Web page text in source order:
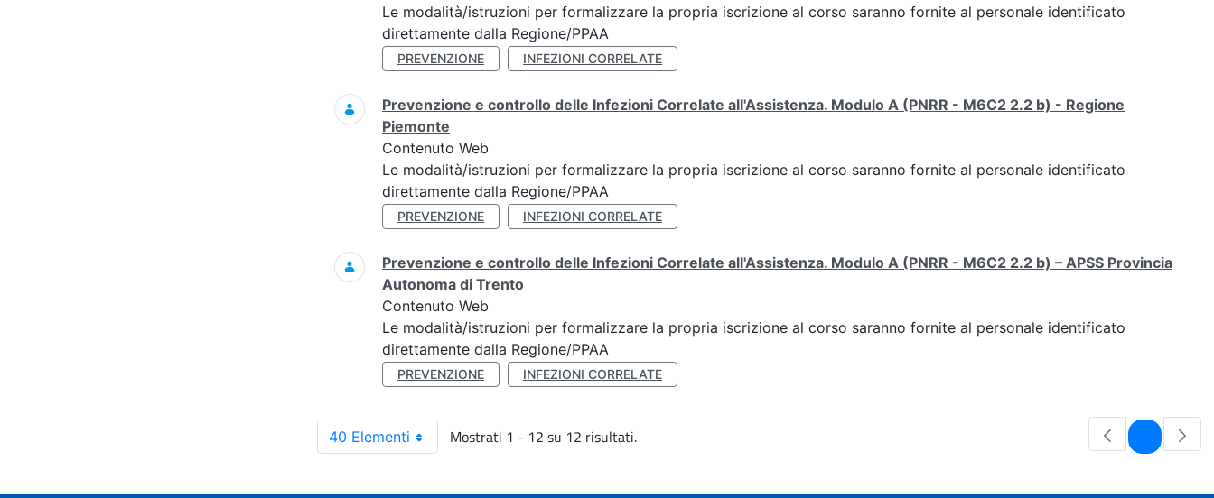
Le modalità/istruzioni per formalizzare la propria iscrizione al corso saranno fornite al personale identificato
direttamente dalla Regione/PPAA
PREVENZIONE INFEZIONI CORRELATE
Prevenzione e controllo delle Infezioni Correlate all'Assistenza. Modulo A (PNRR - M6C2 2.2 b) - Regione
Piemonte
Contenuto Web
Le modalità/istruzioni per formalizzare la propria iscrizione al corso saranno fornite al personale identificato
direttamente dalla Regione/PPAA
PREVENZIONE INFEZIONI CORRELATE
Prevenzione e controllo delle Infezioni Correlate all'Assistenza. Modulo A (PNRR - M6C2 2.2 b) – APSS Provincia
Autonoma di Trento
Contenuto Web
Le modalità/istruzioni per formalizzare la propria iscrizione al corso saranno fornite al personale identificato
direttamente dalla Regione/PPAA
PREVENZIONE INFEZIONI CORRELATE
40 Elementi Mostrati 1 - 12 su 12 risultati. Pagina